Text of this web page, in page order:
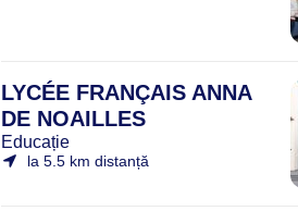
LYCÉE FRANÇAIS ANNA
DE NOAILLES
Educație
la 5.5 km distanță